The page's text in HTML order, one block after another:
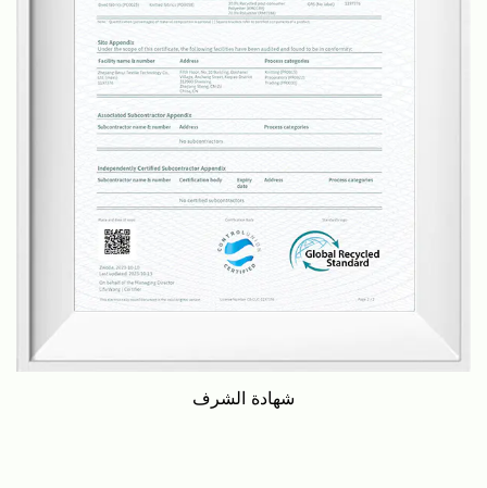
وخدمة عملاء ممتازة، وهدفنا أن نصبح مصنعا رائدا للسجاد
والسجاد في الصين وحتى عالميا.
شهادة الشرف